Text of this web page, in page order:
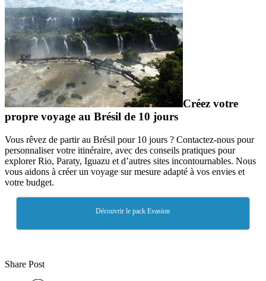
Créez votre
propre voyage au Brésil de 10 jours
Vous rêvez de partir au Brésil pour 10 jours ? Contactez-nous pour
personnaliser votre itinéraire, avec des conseils pratiques pour
explorer Rio, Paraty, Iguazu et d’autres sites incontournables. Nous
vous aidons à créer un voyage sur mesure adapté à vos envies et
votre budget.
Découvrir le pack Evasion
Share Post